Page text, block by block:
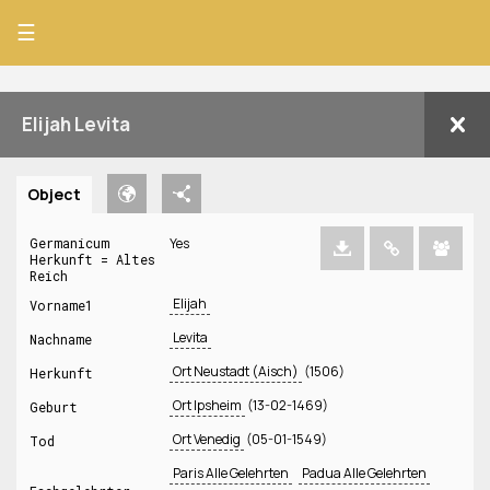
☰
Elijah Levita
Object
Germanicum
Herkunft = Altes
Reich
Yes
Vorname1 Elijah
Nachname Levita
Herkunft Ort Neustadt (Aisch) (1506)
Geburt Ort Ipsheim (13-02-1469)
Tod Ort Venedig (05-01-1549)
Paris Alle Gelehrten
Padua Alle Gelehrten